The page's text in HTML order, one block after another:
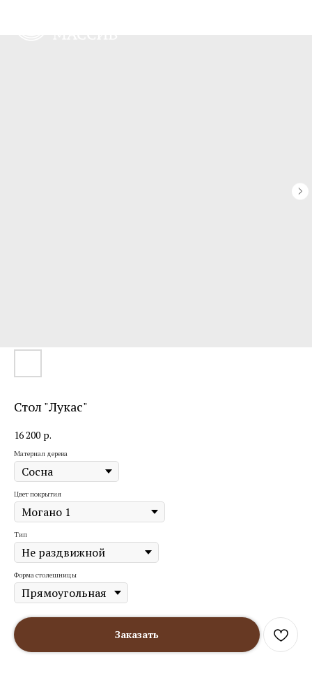
Стол "Лукас"
16 200 р.
Материал дерева
Цвет покрытия
Тип
Форма столешницы
Заказать